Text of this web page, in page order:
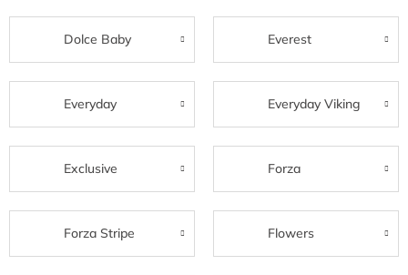
Dolce Baby Everest
Everyday Everyday Viking
Exclusive Forza
Forza Stripe Flowers